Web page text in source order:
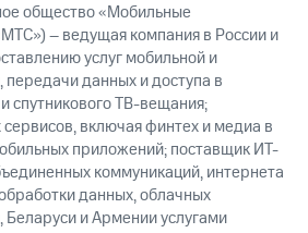
общество «Мобильные
– ведущая компания в России и
услуг мобильной и
данных и доступа в
спутникового ТВ-вещания;
включая финтех и медиа в
приложений; поставщик ИТ-
коммуникаций, интернета
данных, облачных
Беларуси и Армении услугами